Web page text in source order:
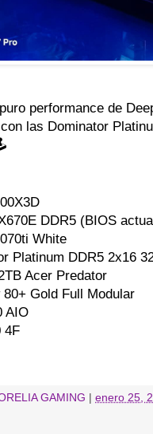
performance de
las Dominator
DDR5 (BIOS
White
Platinum DDR5 2x16
Acer Predator
80+ Gold Full Modular
AIO
4F
GAMING | enero 25,